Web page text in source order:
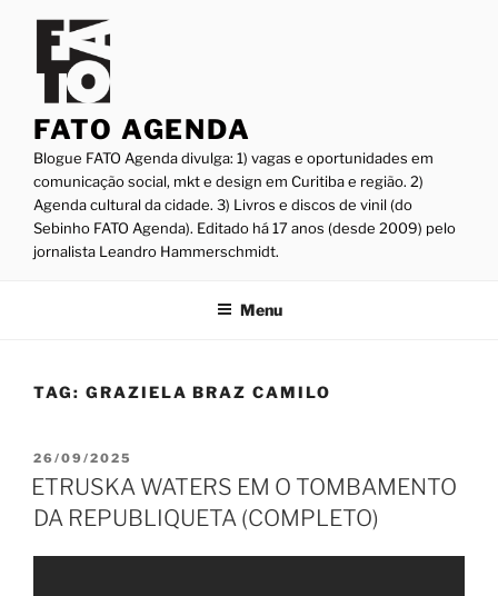
conteúdo
FATO AGENDA
Blogue FATO Agenda divulga: 1) vagas e oportunidades em
comunicação social, mkt e design em Curitiba e região. 2)
Agenda cultural da cidade. 3) Livros e discos de vinil (do
Sebinho FATO Agenda). Editado há 17 anos (desde 2009) pelo
jornalista Leandro Hammerschmidt.
Menu
TAG: GRAZIELA BRAZ CAMILO
PUBLICADO
EM
26/09/2025
ETRUSKA WATERS EM O TOMBAMENTO
DA REPUBLIQUETA (COMPLETO)